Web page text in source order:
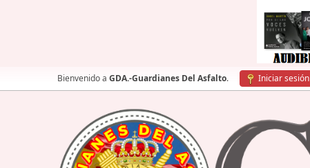
Bienvenido a GDA.-Guardianes Del Asfalto. Iniciar sesión